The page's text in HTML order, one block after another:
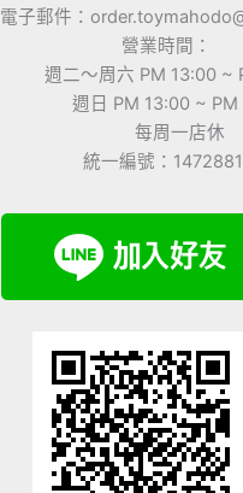
電子郵件：
營業時間：
週二～周六 PM 13:00 ~
週日 PM 13:00 ~ PM
每周一店休
統一編號：